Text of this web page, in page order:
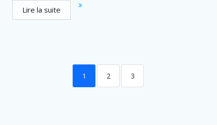
Lire la suite
1 2 3